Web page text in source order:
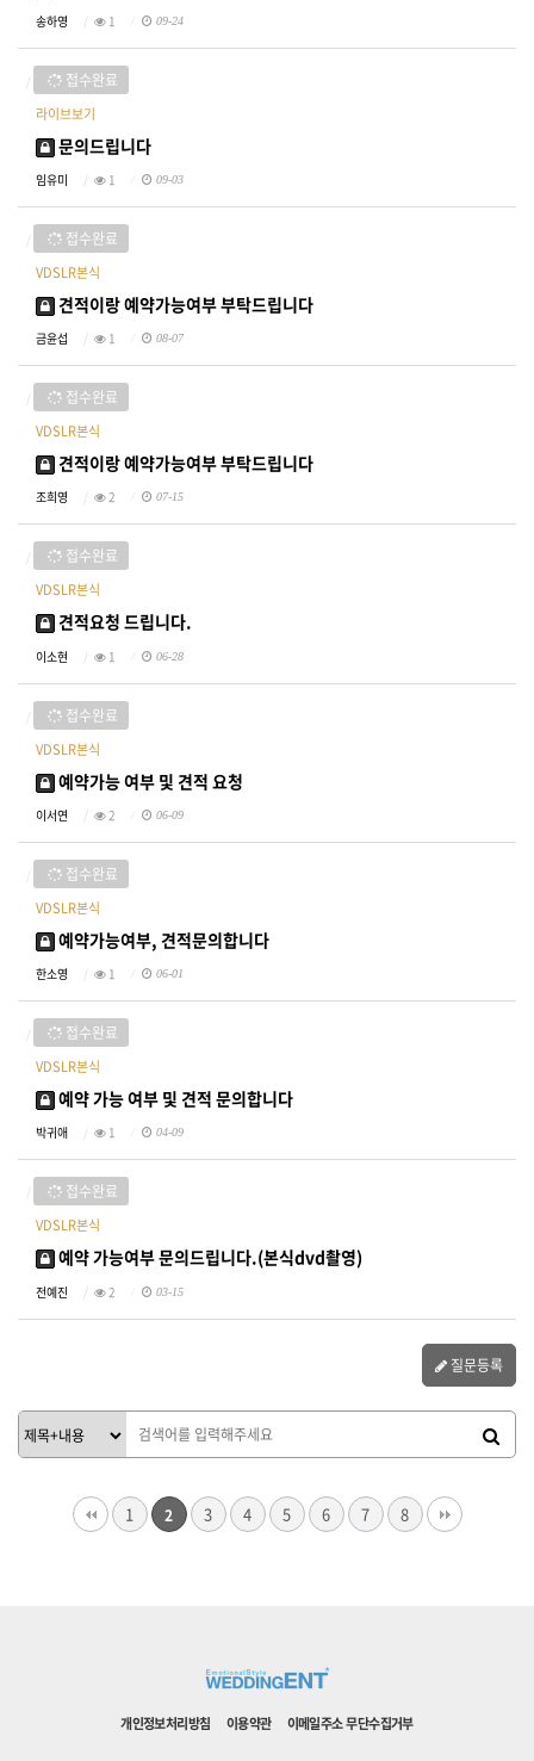
송하영 1 09-24
접수완료
라이브보기
문의드립니다
임유미 1 09-03
접수완료
VDSLR본식
견적이랑 예약가능여부 부탁드립니다
금윤섭 1 08-07
접수완료
VDSLR본식
견적이랑 예약가능여부 부탁드립니다
조희영 2 07-15
접수완료
VDSLR본식
견적요청 드립니다.
이소현 1 06-28
접수완료
VDSLR본식
예약가능 여부 및 견적 요청
이서연 2 06-09
접수완료
VDSLR본식
예약가능여부, 견적문의합니다
한소영 1 06-01
접수완료
VDSLR본식
예약 가능 여부 및 견적 문의합니다
박귀애 1 04-09
접수완료
VDSLR본식
예약 가능여부 문의드립니다.(본식dvd촬영)
전예진 2 03-15
질문등록
1 2 3 4 5 6 7 8
개인정보처리방침 이용약관 이메일주소 무단수집거부